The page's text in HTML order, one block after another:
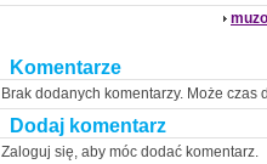
Komentarze
Brak dodanych komentarzy. Może czas
Dodaj komentarz
Zaloguj się, aby móc dodać komentarz.